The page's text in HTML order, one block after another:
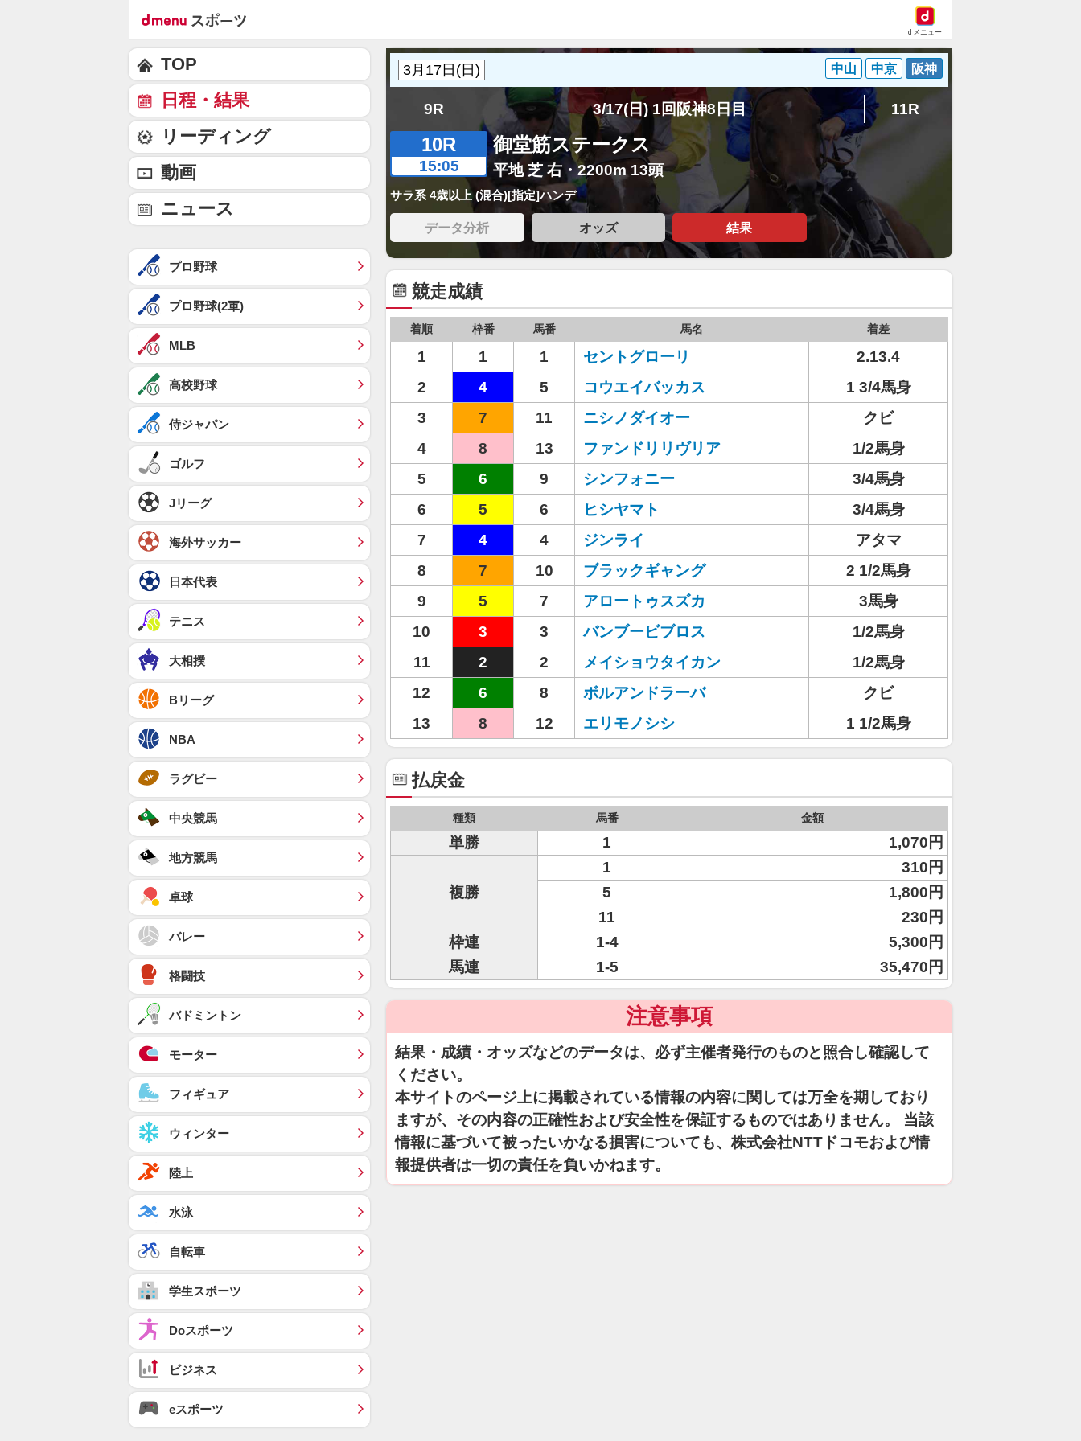
dメニュー
中山 中京 阪神
9R 3/17(日) 1回阪神8日目 11R
10R
15:05
御堂筋ステークス
平地 芝 右・2200m 13頭
サラ系 4歳以上 (混合)[指定]ハンデ
データ分析 オッズ 結果
競走成績
着順 枠番 馬番 馬名 着差
1 1 1 セントグローリ
2.13.4
2
4 5 コウエイバッカス
1 3/4馬身
3
7 11 ニシノダイオー
クビ
4
8 13 ファンドリリヴリア
1/2馬身
5
6 9 シンフォニー
3/4馬身
6
5 6 ヒシヤマト
3/4馬身
7
4 4 ジンライ
アタマ
8
7 10 ブラックギャング
2 1/2馬身
9
5 7 アロートゥスズカ
3馬身
10
3 3 バンブービブロス
1/2馬身
11
2 2 メイショウタイカン
1/2馬身
12
6 8 ボルアンドラーバ
クビ
13
8 12 エリモノシシ 1 1/2馬身
払戻金
種類 馬番 金額
単勝 1 1,070円
複勝
1
310円
5
1,800円
11
230円
枠連
1-4
5,300円
馬連
1-5 35,470円
注意事項
結果・成績・オッズなどのデータは、必ず主催者発行のものと照合し確認して
ください。
本サイトのページ上に掲載されている情報の内容に関しては万全を期しており
ますが、その内容の正確性および安全性を保証するものではありません。 当該
情報に基づいて被ったいかなる損害についても、株式会社NTTドコモおよび情
報提供者は一切の責任を負いかねます。
TOP
日程・結果
リーディング
動画
ニュース
プロ野球
プロ野球(2軍)
MLB
高校野球
侍ジャパン
ゴルフ
Jリーグ
海外サッカー
日本代表
テニス
大相撲
Bリーグ
NBA
ラグビー
中央競馬
地方競馬
卓球
バレー
格闘技
バドミントン
モーター
フィギュア
ウィンター
陸上
水泳
自転車
学生スポーツ
Doスポーツ
ビジネス
eスポーツ